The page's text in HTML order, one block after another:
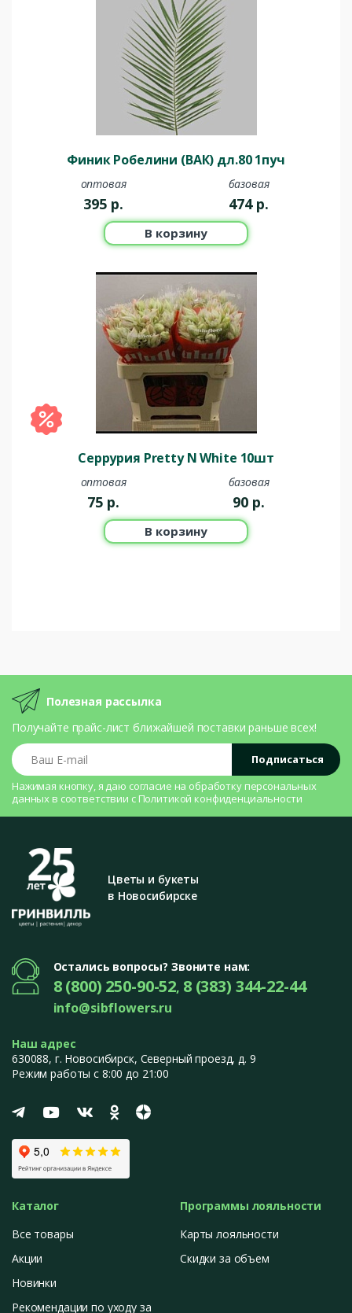
Финик Робелини (ВАК) дл.80 1пуч
оптовая
395 р.
базовая
474 р.
В корзину
Серрурия Pretty N White 10шт
оптовая
75 р.
базовая
90 р.
В корзину
Полезная рассылка
Получайте прайс-лист ближайшей поставки раньше всех!
Ваш E-mail
Подписаться
Нажимая кнопку, я даю согласие на обработку персональных
данных в соответствии с Политикой конфиденциальности
Цветы и букеты
в Новосибирске
Остались вопросы? Звоните нам:
8 (800) 250-90-52, 8 (383) 344-22-44
info@sibflowers.ru
Наш адрес
630088, г. Новосибирск, Северный проезд, д. 9
Режим работы с 8:00 до 21:00
Каталог
Все товары
Акции
Новинки
Рекомендации по уходу за
Программы лояльности
Карты лояльности
Скидки за объем